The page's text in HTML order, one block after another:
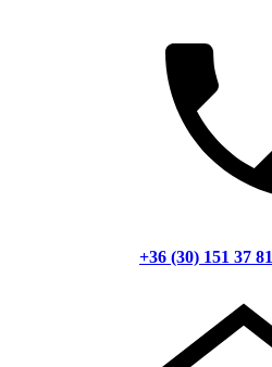
+36 (30) 151 37 81